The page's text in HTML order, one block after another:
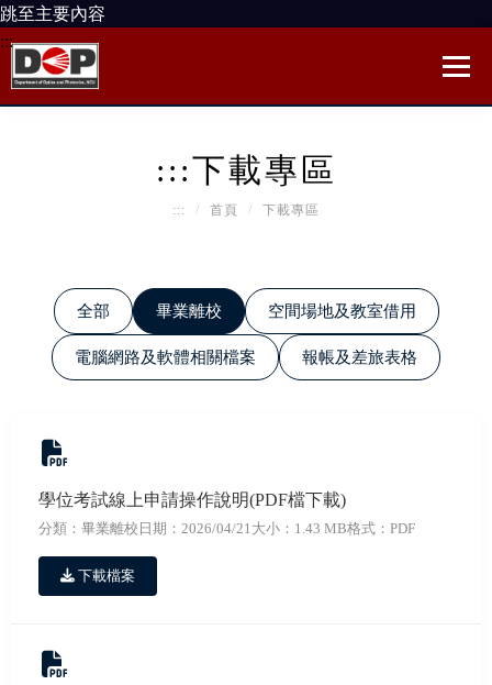
跳至主要內容
:::
:::下載專區
::: 首頁 下載專區
全部 畢業離校 空間場地及教室借用
電腦網路及軟體相關檔案 報帳及差旅表格
學位考試線上申請操作說明(PDF檔下載)
分類：畢業離校 日期：2026/04/21大小：1.43 MB格式：PDF
下載檔案